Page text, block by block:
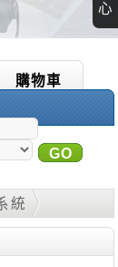
心
購物車
GO
統